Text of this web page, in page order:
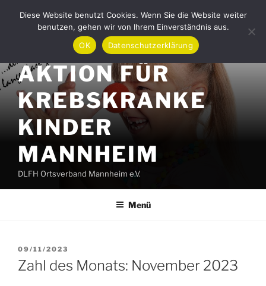
Inhalt
AKTION FÜR
KREBSKRANKE
KINDER
MANNHEIM
DLFH Ortsverband Mannheim e.V.
Menü
VERÖFFENTLICHT
AM
09/11/2023
Zahl des Monats: November 2023
Diese Website benutzt Cookies. Wenn Sie die Website weiter
benutzen, gehen wir von Ihrem Einverständnis aus.
OK
Datenschutzerklärung